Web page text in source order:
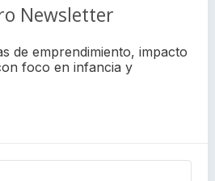
Newsletter
de emprendimiento, impacto
foco en infancia y